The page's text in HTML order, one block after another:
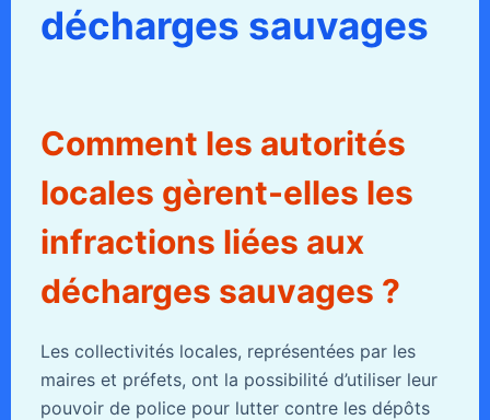
décharges sauvages
Comment les autorités
locales gèrent-elles les
infractions liées aux
décharges sauvages ?
Les collectivités locales, représentées par les
maires et préfets, ont la possibilité d’utiliser leur
pouvoir de police pour lutter contre les dépôts